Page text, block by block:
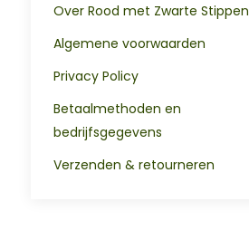
Over Rood met Zwarte Stippen
Algemene voorwaarden
Privacy Policy
Betaalmethoden en
bedrijfsgegevens
Verzenden & retourneren